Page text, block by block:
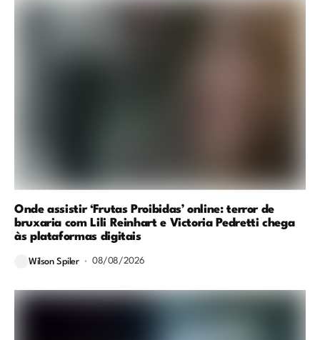
Onde assistir ‘Frutas Proibidas’ online: terror de
bruxaria com Lili Reinhart e Victoria Pedretti chega
às plataformas digitais
Wilson Spiler 08/08/2026